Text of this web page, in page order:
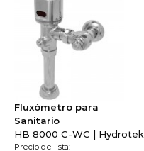
Fluxómetro para
Sanitario
HB 8000 C-WC | Hydrotek
Precio de lista: